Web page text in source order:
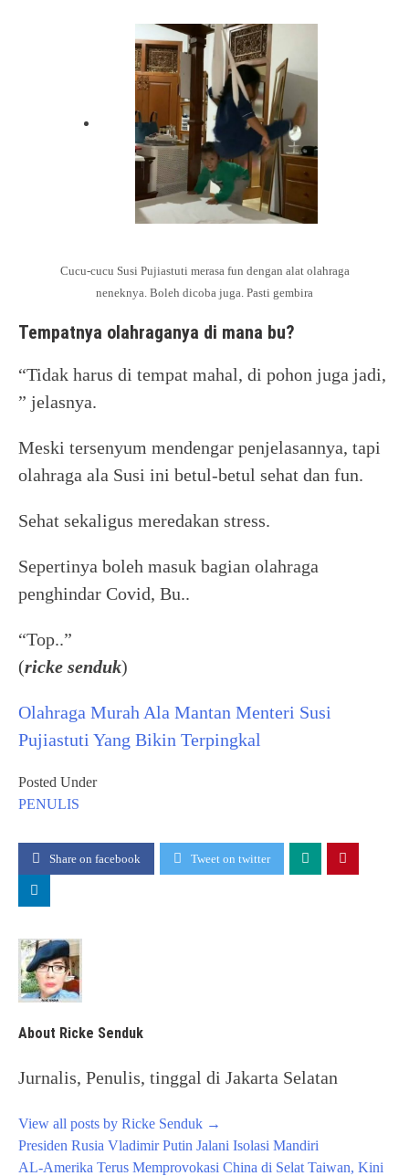
Cucu-cucu Susi Pujiastuti merasa fun dengan alat olahraga
neneknya. Boleh dicoba juga. Pasti gembira
Tempatnya olahraganya di mana bu?
“Tidak harus di tempat mahal, di pohon juga jadi,
” jelasnya.
Meski tersenyum mendengar penjelasannya, tapi
olahraga ala Susi ini betul-betul sehat dan fun.
Sehat sekaligus meredakan stress.
Sepertinya boleh masuk bagian olahraga
penghindar Covid, Bu..
“Top..”
(ricke senduk)
Olahraga Murah Ala Mantan Menteri Susi
Pujiastuti Yang Bikin Terpingkal
Posted Under
PENULIS
Share on facebook Tweet on twitter
About Ricke Senduk
Jurnalis, Penulis, tinggal di Jakarta Selatan
View all posts by Ricke Senduk →
Post
navigation
Presiden Rusia Vladimir Putin Jalani Isolasi Mandiri
AL-Amerika Terus Memprovokasi China di Selat Taiwan, Kini